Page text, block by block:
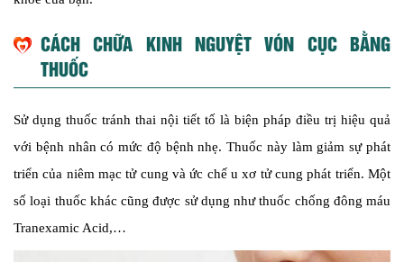
CÁCH CHỮA KINH NGUYỆT VÓN CỤC BẰNG
THUỐC
Sử dụng thuốc tránh thai nội tiết tố là biện pháp điều trị hiệu quả
với bệnh nhân có mức độ bệnh nhẹ. Thuốc này làm giảm sự phát
triển của niêm mạc tử cung và ức chế u xơ tử cung phát triển. Một
số loại thuốc khác cũng được sử dụng như thuốc chống đông máu
Tranexamic Acid,…